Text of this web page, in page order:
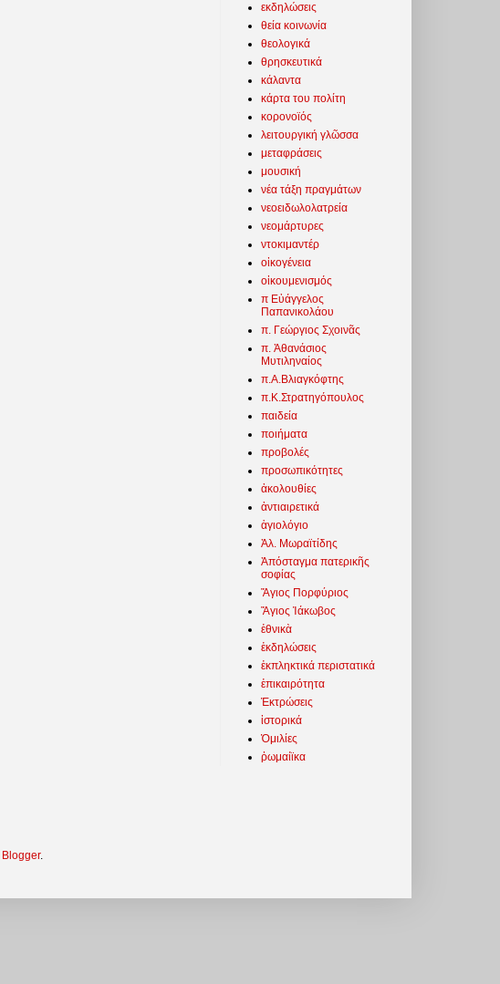
εκδηλώσεις
θεία κοινωνία
θεολογικά
θρησκευτικά
κάλαντα
κάρτα του πολίτη
κορονοϊός
λειτουργική γλῶσσα
μεταφράσεις
μουσική
νέα τάξη πραγμάτων
νεοειδωλολατρεία
νεομάρτυρες
ντοκιμαντέρ
οἰκογένεια
οἰκουμενισμός
π Εὐάγγελος
Παπανικολάου
π. Γεώργιος Σχοινᾶς
π. Ἀθανάσιος
Μυτιληναίος
π.Α.Βλιαγκόφτης
π.Κ.Στρατηγόπουλος
παιδεία
ποιήματα
προβολές
προσωπικότητες
ἀκολουθίες
ἀντιαιρετικά
ἁγιολόγιο
Ἀλ. Μωραϊτίδης
Ἀπόσταγμα πατερικῆς
σοφίας
Ἅγιος Πορφύριος
Ἅγιος Ἰάκωβος
ἐθνικὰ
ἐκδηλώσεις
ἐκπληκτικά περιστατικά
ἐπικαιρότητα
Ἐκτρώσεις
ἱστορικά
Ὁμιλίες
ῥωμαίϊκα
Blogger.